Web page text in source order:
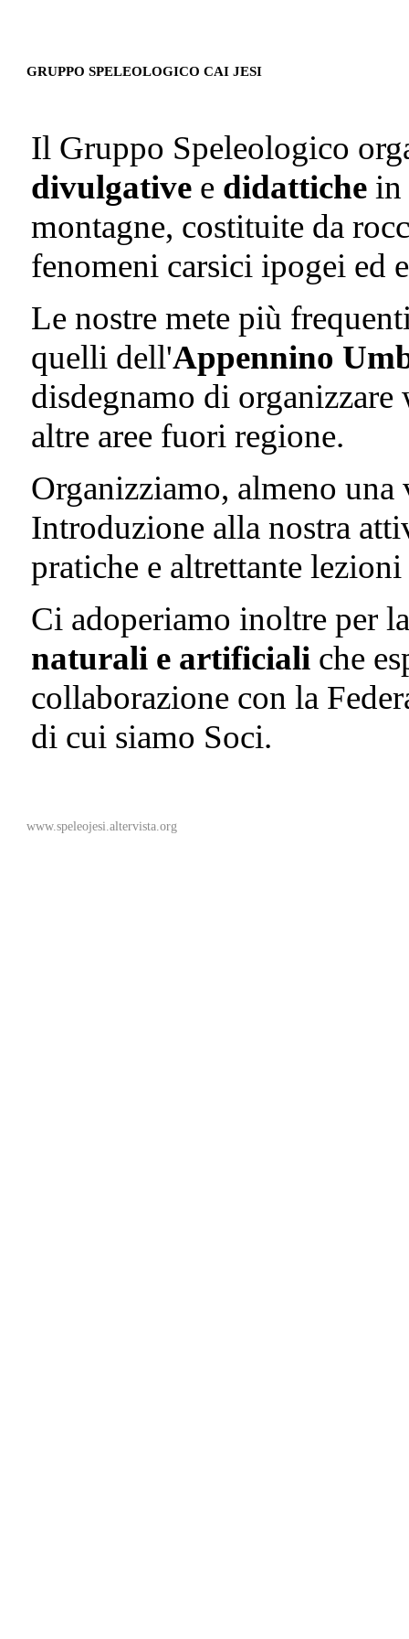
GRUPPO SPELEOLOGICO CAI JESI
Il Gruppo Speleologico
divulgative e didattiche in
montagne, costituite da
fenomeni carsici ipogei ed
Le nostre mete più
quelli dell'Appennino
disdegnamo di
altre aree fuori regione.
Organizziamo, almeno
Introduzione alla nostra
pratiche e altrettante
Ci adoperiamo inoltre per
naturali e artificiali che
collaborazione con la
di cui siamo Soci.
www.speleojesi.altervista.org